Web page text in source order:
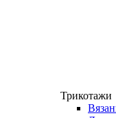
Трикотажи